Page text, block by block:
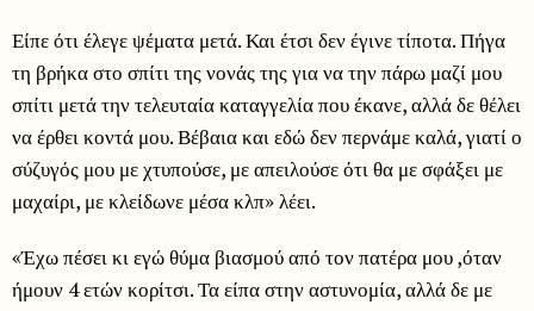
Είπε ότι έλεγε ψέματα μετά. Και έτσι δεν έγινε τίποτα. Πήγα
τη βρήκα στο σπίτι της νονάς της για να την πάρω μαζί μου
σπίτι μετά την τελευταία καταγγελία που έκανε, αλλά δε θέλει
να έρθει κοντά μου. Βέβαια και εδώ δεν περνάμε καλά, γιατί ο
σύζυγός μου με χτυπούσε, με απειλούσε ότι θα με σφάξει με
μαχαίρι, με κλείδωνε μέσα κλπ» λέει.
«Έχω πέσει κι εγώ θύμα βιασμού από τον πατέρα μου ,όταν
ήμουν 4 ετών κορίτσι. Τα είπα στην αστυνομία, αλλά δε με